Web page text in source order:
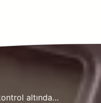
altında…